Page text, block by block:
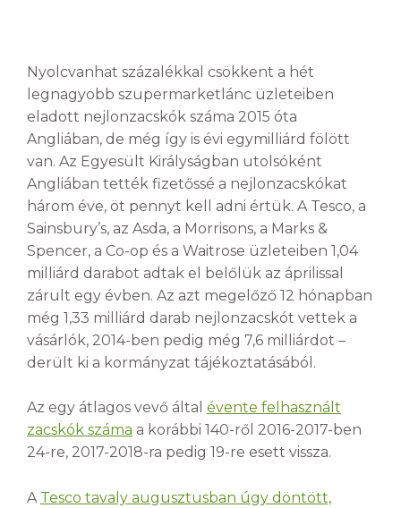
Nyolcvanhat százalékkal csökkent a hét
legnagyobb szupermarketlánc üzleteiben
eladott nejlonzacskók száma 2015 óta
Angliában, de még így is évi egymilliárd fölött
van. Az Egyesült Királyságban utolsóként
Angliában tették fizetőssé a nejlonzacskókat
három éve, öt pennyt kell adni értük. A Tesco, a
Sainsbury’s, az Asda, a Morrisons, a Marks &
Spencer, a Co-op és a Waitrose üzleteiben 1,04
milliárd darabot adtak el belőlük az áprilissal
zárult egy évben. Az azt megelőző 12 hónapban
még 1,33 milliárd darab nejlonzacskót vettek a
vásárlók, 2014-ben pedig még 7,6 milliárdot –
derült ki a kormányzat tájékoztatásából.
Az egy átlagos vevő által évente felhasznált
zacskók száma a korábbi 140-ről 2016-2017-ben
24-re, 2017-2018-ra pedig 19-re esett vissza.
A Tesco tavaly augusztusban úgy döntött,